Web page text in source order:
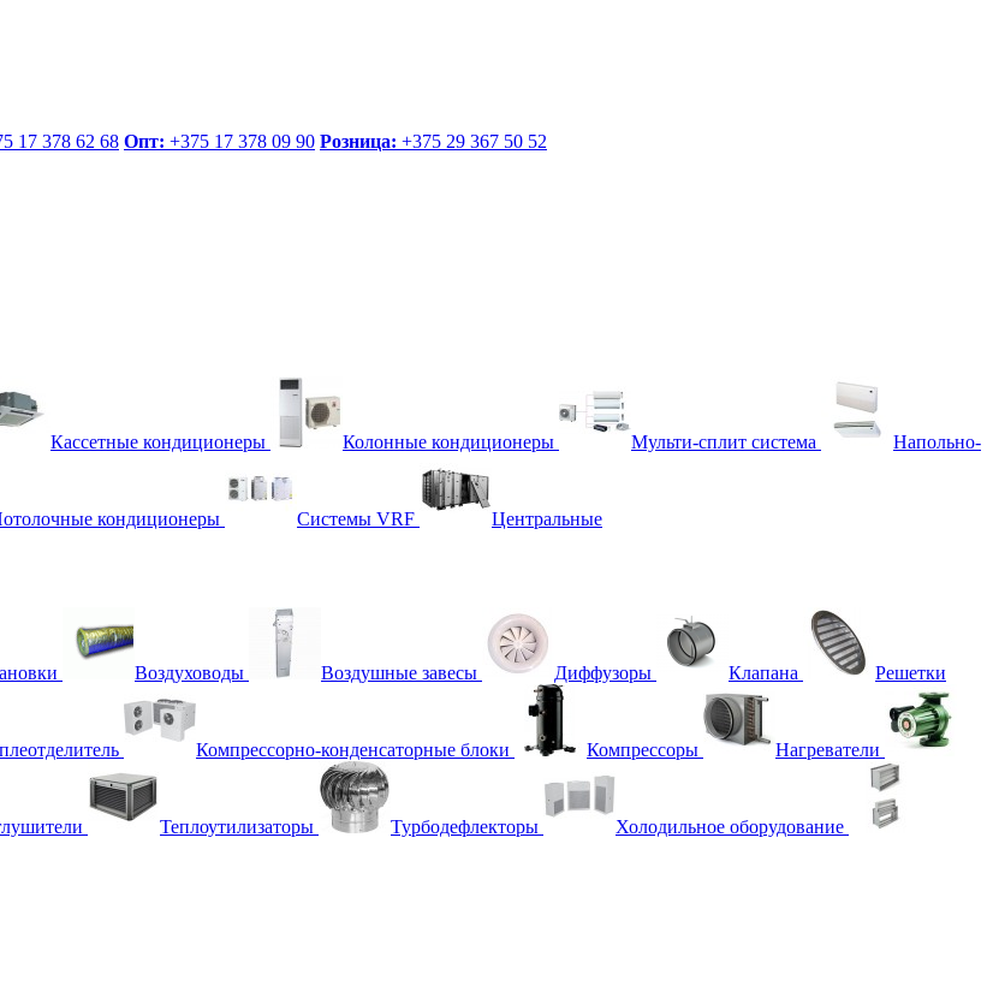
17 378 62 68 Опт: +375 17 378 09 90 Розница: +375 29 367 50 52
Кассетные кондиционеры Колонные кондиционеры Мульти-сплит система Напольно-
кондиционеры Системы VRF Центральные
Воздуховоды Воздушные завесы Диффузоры Клапана Решетки
Компрессорно-конденсаторные блоки Компрессоры Нагреватели
Теплоутилизаторы Турбодефлекторы Холодильное оборудование